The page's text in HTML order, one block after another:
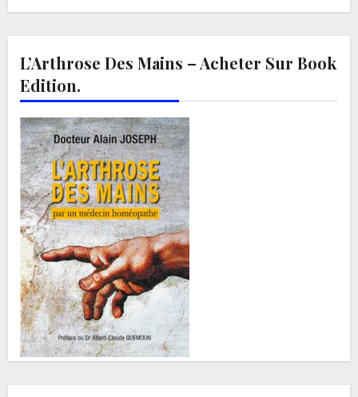
L’Arthrose Des Mains – Acheter Sur Book
Edition.